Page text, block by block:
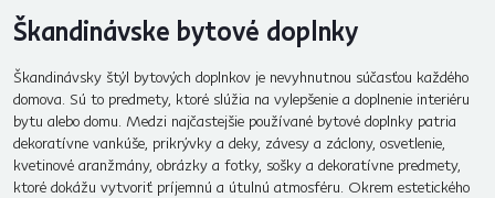
Škandinávske bytové doplnky
Škandinávsky štýl bytových doplnkov je nevyhnutnou súčasťou každého
domova. Sú to predmety, ktoré slúžia na vylepšenie a doplnenie interiéru
bytu alebo domu. Medzi najčastejšie používané bytové doplnky patria
dekoratívne vankúše, prikrývky a deky, závesy a záclony, osvetlenie,
kvetinové aranžmány, obrázky a fotky, sošky a dekoratívne predmety,
ktoré dokážu vytvoriť príjemnú a útulnú atmosféru. Okrem estetického